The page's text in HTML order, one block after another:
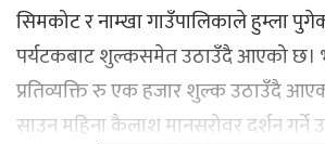
सिमकोट र नाम्खा गाउँपालिकाले हुम्ला
पर्यटकबाट शुल्कसमेत उठाउँदै आएको छ।
प्रतिव्यक्ति रु एक हजार शुल्क उठाउँदै
साउन महिना कैलाश मानसरोवर दर्शन गर्ने